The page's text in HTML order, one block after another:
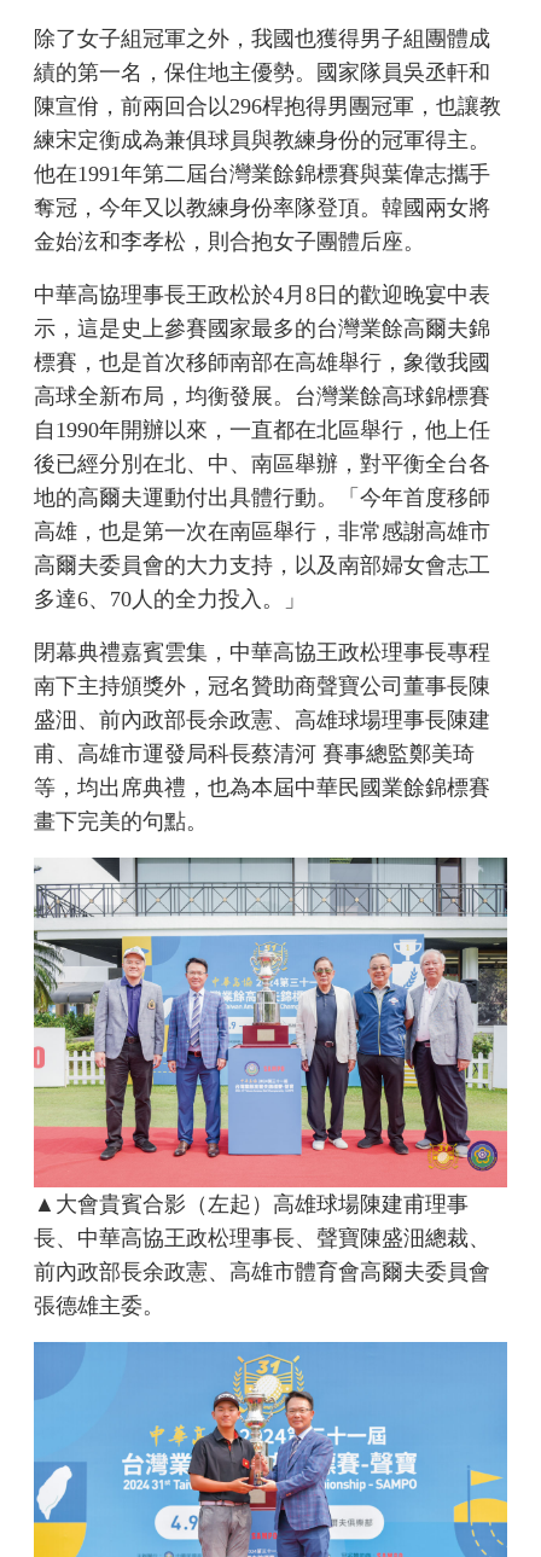
除了女子組冠軍之外，我國也獲得男子組團體成
績的第一名，保住地主優勢。國家隊員吳丞軒和
陳宣佾，前兩回合以296桿抱得男團冠軍，也讓教
練宋定衡成為兼俱球員與教練身份的冠軍得主。
他在1991年第二屆台灣業餘錦標賽與葉偉志攜手
奪冠，今年又以教練身份率隊登頂。韓國兩女將
金始泫和李孝松，則合抱女子團體后座。
中華高協理事長王政松於4月8日的歡迎晚宴中表
示，這是史上參賽國家最多的台灣業餘高爾夫錦
標賽，也是首次移師南部在高雄舉行，象徵我國
高球全新布局，均衡發展。台灣業餘高球錦標賽
自1990年開辦以來，一直都在北區舉行，他上任
後已經分別在北、中、南區舉辦，對平衡全台各
地的高爾夫運動付出具體行動。「今年首度移師
高雄，也是第一次在南區舉行，非常感謝高雄市
高爾夫委員會的大力支持，以及南部婦女會志工
多達6、70人的全力投入。」
閉幕典禮嘉賓雲集，中華高協王政松理事長專程
南下主持頒獎外，冠名贊助商聲寶公司董事長陳
盛沺、前內政部長余政憲、高雄球場理事長陳建
甫、高雄市運發局科長蔡清河 賽事總監鄭美琦
等，均出席典禮，也為本屆中華民國業餘錦標賽
畫下完美的句點。
▲大會貴賓合影（左起）高雄球場陳建甫理事
長、中華高協王政松理事長、聲寶陳盛沺總裁、
前內政部長余政憲、高雄市體育會高爾夫委員會
張德雄主委。